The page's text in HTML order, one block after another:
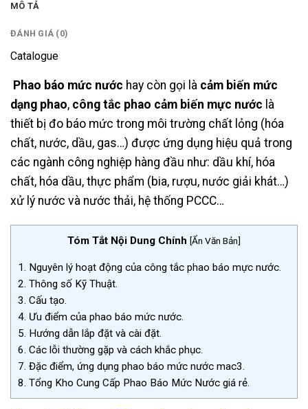
MÔ TẢ
ĐÁNH GIÁ (0)
Catalogue
Phao báo mức nước hay còn gọi là cảm biến mức
dạng phao, công tắc phao cảm biến mực nước là
thiết bị đo báo mức trong môi trường chất lỏng (hóa
chất, nước, dầu, gas…) được ứng dụng hiệu quả trong
các ngành công nghiệp hàng đầu như: dầu khí, hóa
chất, hóa dầu, thực phẩm (bia, rượu, nước giải khát…)
xử lý nước và nước thải, hệ thống PCCC…
Tóm Tắt Nội Dung Chính [Ẩn Văn Bản]
1. Nguyên lý hoạt động của công tắc phao báo mực nước.
2. Thông số Kỹ Thuật.
3. Cấu tạo.
4. Ưu điểm của phao báo mức nước.
5. Hướng dẫn lắp đặt và cài đặt.
6. Các lỗi thường gặp và cách khắc phục.
7. Đặc điểm, ứng dụng phao báo mức nước mac3.
8. Tổng Kho Cung Cấp Phao Báo Mức Nước giá rẻ.